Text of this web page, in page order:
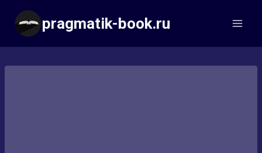
Перейти
содержимому
pragmatik-book.ru